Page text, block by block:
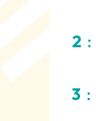
2 ：
3 ：